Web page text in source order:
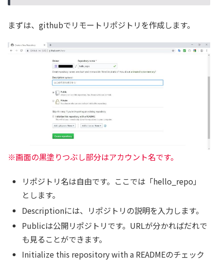
まずは、githubでリモートリポジトリを作成します。
※画面の黒塗りつぶし部分はアカウント名です。
リポジトリ名は自由です。ここでは「hello_repo」
とします。
Descriptionには、リポジトリの説明を入力します。
Publicは公開リポジトリです。URLが分かればだれで
も見ることができます。
Initialize this repository with a READMEのチェック